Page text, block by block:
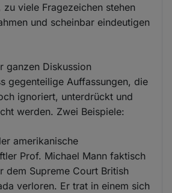
viele Fragezeichen stehen
und scheinbar eindeutigen
ganzen Diskussion
gegenteilige Auffassungen, die
ignoriert, unterdrückt und
werden. Zwei Beispiele:
amerikanische
Prof. Michael Mann faktisch
dem Supreme Court British
verloren. Er trat in einem sich